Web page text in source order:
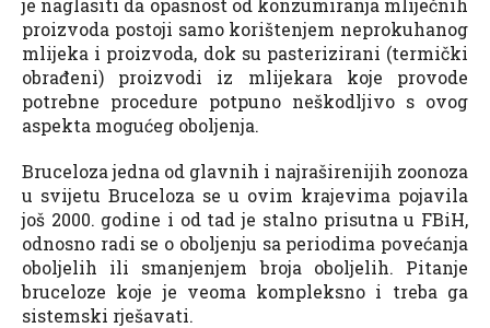
proizvoda postoji samo korištenjem neprokuhanog
mlijeka i proizvoda, dok su pasterizirani (termički
obrađeni) proizvodi iz mlijekara koje provode
potrebne procedure potpuno neškodljivo s ovog
aspekta mogućeg oboljenja.
Bruceloza jedna od glavnih i najraširenijih zoonoza
u svijetu Bruceloza se u ovim krajevima pojavila
još 2000. godine i od tad je stalno prisutna u FBiH,
odnosno radi se o oboljenju sa periodima povećanja
oboljelih ili smanjenjem broja oboljelih. Pitanje
bruceloze koje je veoma kompleksno i treba ga
sistemski rješavati.